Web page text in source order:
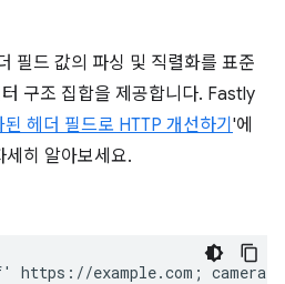
필드 값의 파싱 및 직렬화를 표준
구조 집합을 제공합니다. Fastly
된 헤더 필드로 HTTP 개선하기 '에
세히 알아보세요.
https://example.com; camera